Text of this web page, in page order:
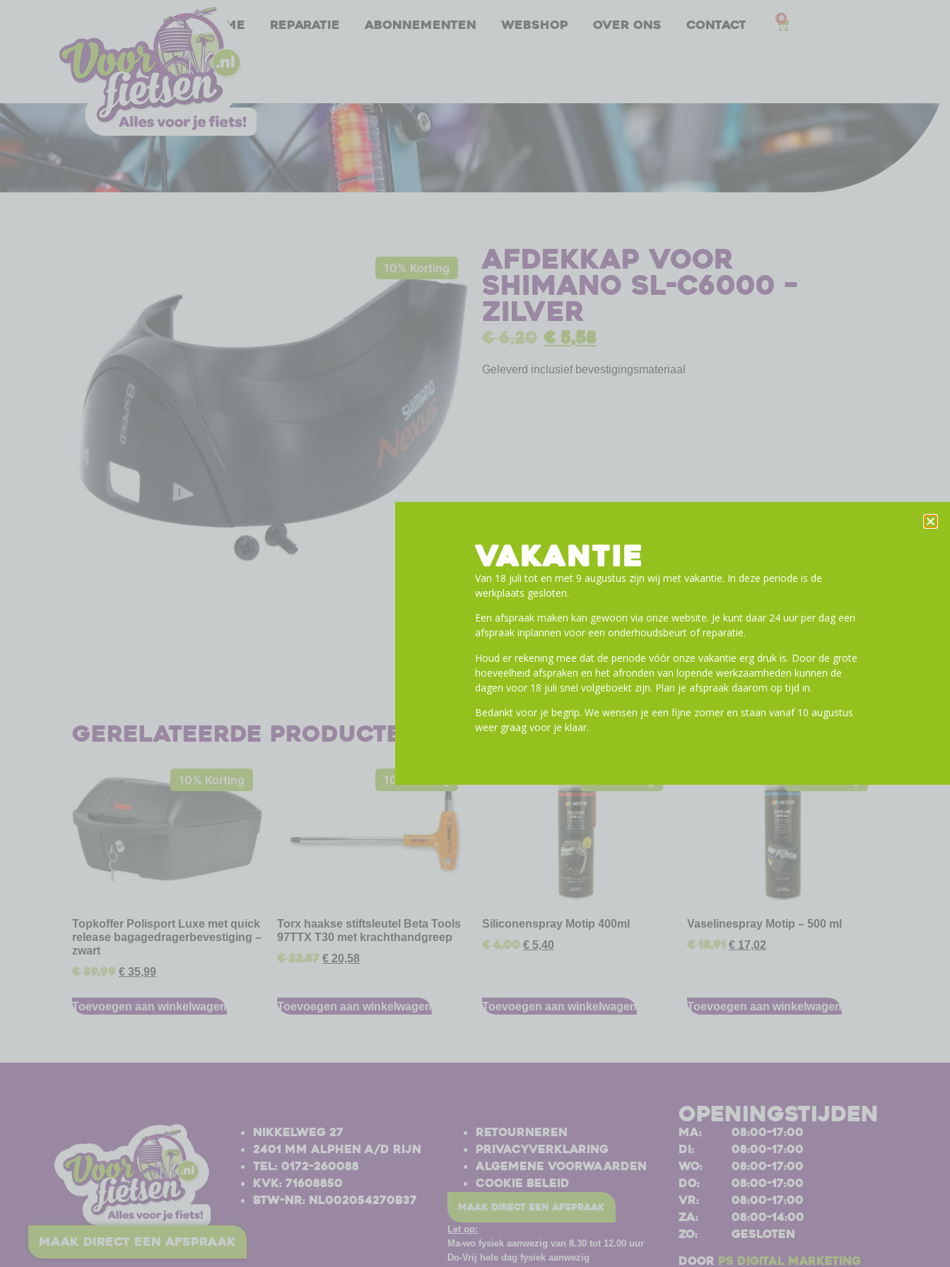
Home Reparatie Abonnementen Webshop Over ons Contact 0
10% Korting Afdekkap voor
Shimano SL-C6000 –
zilver
€6,20 €5,58
Geleverd inclusief bevestigingsmateriaal
Gerelateerde producten
10% Korting
Topkoffer Polisport Luxe met quick
release bagagedragerbevestiging –
zwart
€39,99 € 35,99
Toevoegen aan winkelwagen
10% Korting
Torx haakse stiftsleutel Beta Tools
97TTX T30 met krachthandgreep
€22,87 € 20,58
Toevoegen aan winkelwagen
Siliconenspray Motip 400ml
€6,00 € 5,40
Toevoegen aan winkelwagen
Vaselinespray Motip – 500 ml
€18,91 € 17,02
Toevoegen aan winkelwagen
Nikkelweg 27
2401 MM Alphen a/d Rijn
Tel: 0172-260088
Kvk: 71608850
BTW-nr: NL002054270B37
Retourneren
Privacyverklaring
Algemene voorwaarden
Cookie beleid
maak direct een afspraak
Let op:
Ma-wo fysiek aanwezig van 8.30 tot 12.00 uur
Do-Vrij hele dag fysiek aanwezig
openingstijden
ma:
di:
wo:
do:
vr:
za:
zo:
08:00-17:00
08:00-17:00
08:00-17:00
08:00-17:00
08:00-17:00
08:00-14:00
gesloten
Door PS Digital Marketing
maak direct een afspraak
VAKANTIE
Van 18 juli tot en met 9 augustus zijn wij met vakantie. In deze periode is de
werkplaats gesloten.
Een afspraak maken kan gewoon via onze website. Je kunt daar 24 uur per dag een
afspraak inplannen voor een onderhoudsbeurt of reparatie.
Houd er rekening mee dat de periode vóór onze vakantie erg druk is. Door de grote
hoeveelheid afspraken en het afronden van lopende werkzaamheden kunnen de
dagen voor 18 juli snel volgeboekt zijn. Plan je afspraak daarom op tijd in.
Bedankt voor je begrip. We wensen je een fijne zomer en staan vanaf 10 augustus
weer graag voor je klaar.